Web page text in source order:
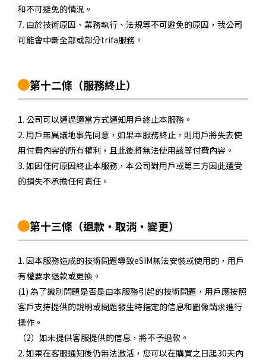
和不可避免的情況。
7. 由於技術原因、業務執行、法規等不可避免的原因，我公司
可能會中斷全部或部分trifa服務。
第十二條 （服務終止）
1. 公司可以通過適當方式通知用戶終止本服務。
2. 用戶無異議地事先同意，如果本服務終止，則用戶將失去使
用付費內容的所有權利，且此後將無法使用該等付費內容。
3. 如因任何原因終止本服務，本公司對用戶或第三方因此遭受
的損失不承擔任何責任。
第十三條 （退款・取消・變更）
1. 因本服務造成的技術問題導致eSIM無法安裝或使用的，用戶
有權要求退款或更換。
(1) 為了識別問題是否是由本服務引起的技術問題，用戶應按照
客戶支持提供的說明或問題發生時指定的信息和圖像請求進行
操作。
（2）如未提供客服提供的信息，將不予退款。
2. 如果在客服通知後仍無法激活，您可以在購買之日起30天內